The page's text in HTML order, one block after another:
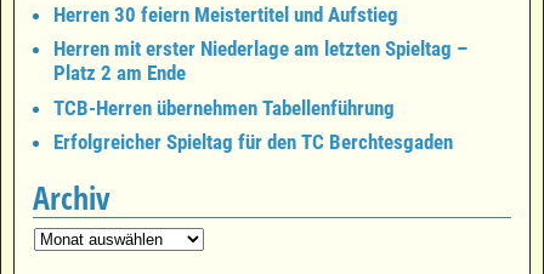
Herren 30 feiern Meistertitel und Aufstieg
Herren mit erster Niederlage am letzten Spieltag –
Platz 2 am Ende
TCB-Herren übernehmen Tabellenführung
Erfolgreicher Spieltag für den TC Berchtesgaden
Archiv